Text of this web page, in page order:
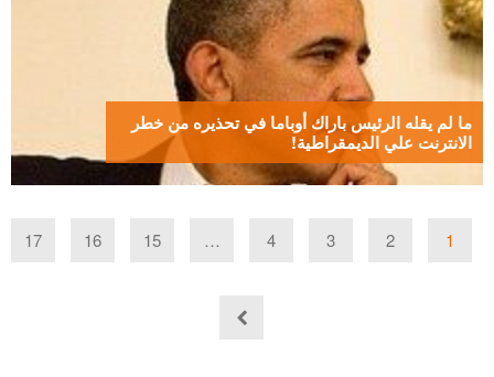
ما لم يقله الرئيس باراك أوباما في تحذيره من خطر
الانترنت علي الديمقراطية!
1
2
3
4
…
15
16
17